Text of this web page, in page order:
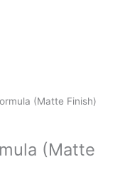
(Matte Finish)
(Matte